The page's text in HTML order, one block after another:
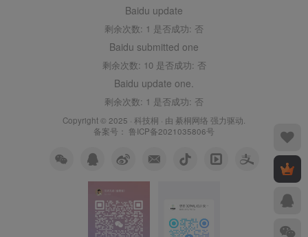
Baidu update
剩余次数: 1 是否成功: 否
Baidu submitted one
剩余次数: 10 是否成功: 否
Baidu update one.
剩余次数: 1 是否成功: 否
Copyright © 2025 · 科技桐 · 由 綦桐网络 强力驱动.
备案号： 鲁ICP备2021035806号